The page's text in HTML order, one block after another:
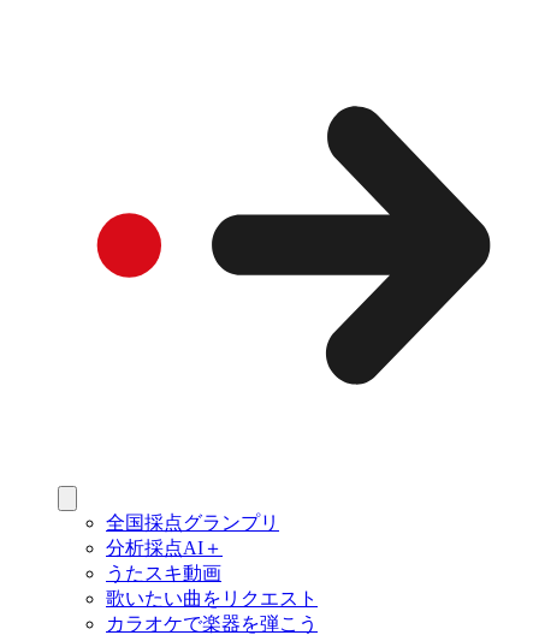
全国採点グランプリ
分析採点AI＋
うたスキ動画
歌いたい曲をリクエスト
カラオケで楽器を弾こう